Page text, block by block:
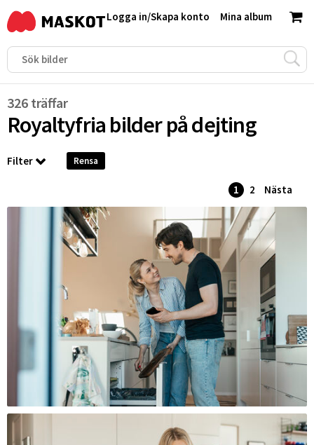
Mina album
Logga in/Skapa konto
326 träffar
Royaltyfria bilder pådejting
Filter Rensa
1 2 Nästa